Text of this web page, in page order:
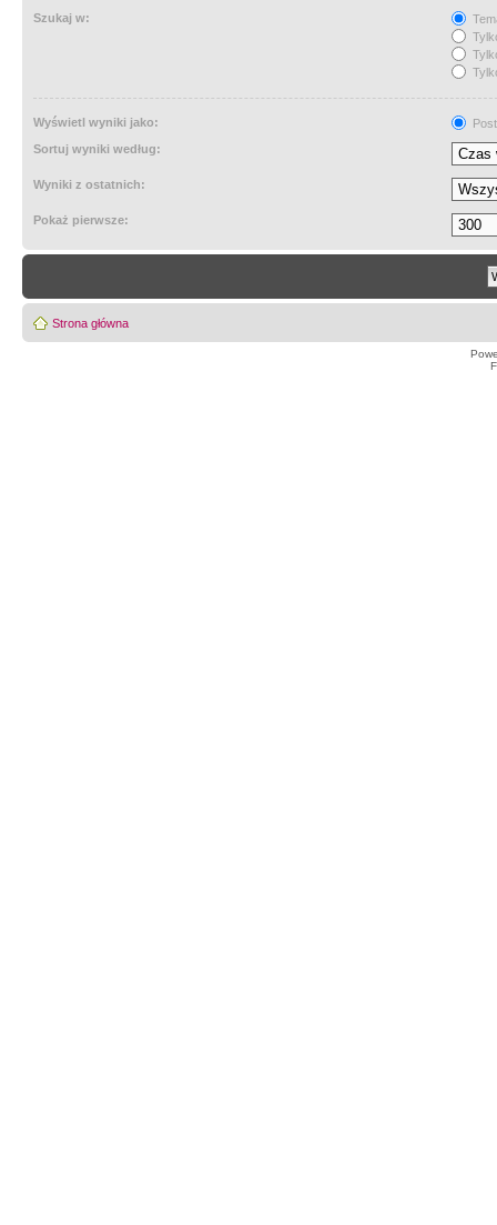
Szukaj w:
Wyświetl wyniki jako:
Sortuj wyniki według:
Wyniki z ostatnich:
Pokaż pierwsze:
Strona główna